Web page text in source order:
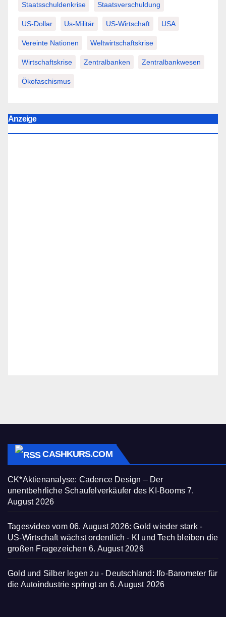
Staatsschuldenkrise Staatsverschuldung
US-Dollar Us-Militär US-Wirtschaft USA
Vereinte Nationen Weltwirtschaftskrise
Wirtschaftskrise Zentralbanken Zentralbankwesen
Ökofaschismus
Anzeige
CASHKURS.COM
CK*Aktienanalyse: Cadence Design – Der
unentbehrliche Schaufelverkäufer des KI-Booms 7.
August 2026
Tagesvideo vom 06. August 2026: Gold wieder stark -
US-Wirtschaft wächst ordentlich - KI und Tech bleiben die
großen Fragezeichen 6. August 2026
Gold und Silber legen zu - Deutschland: Ifo-Barometer für
die Autoindustrie springt an 6. August 2026